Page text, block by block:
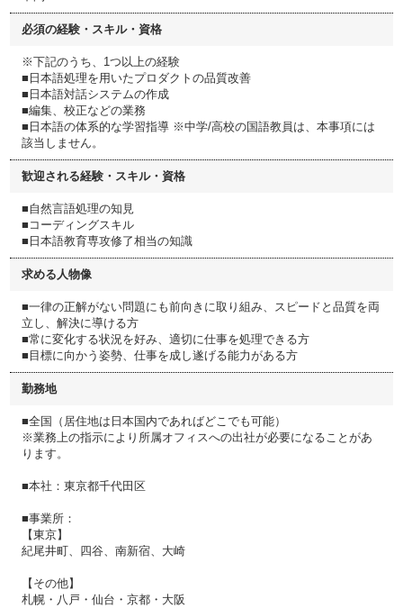
必須の経験・スキル・資格
※下記のうち、1つ以上の経験
■日本語処理を用いたプロダクトの品質改善
■日本語対話システムの作成
■編集、校正などの業務
■日本語の体系的な学習指導 ※中学/高校の国語教員は、本事項には
該当しません。
歓迎される経験・スキル・資格
■自然言語処理の知見
■コーディングスキル
■日本語教育専攻修了相当の知識
求める人物像
■一律の正解がない問題にも前向きに取り組み、スピードと品質を両
立し、解決に導ける方
■常に変化する状況を好み、適切に仕事を処理できる方
■目標に向かう姿勢、仕事を成し遂げる能力がある方
勤務地
■全国（居住地は日本国内であればどこでも可能）
※業務上の指示により所属オフィスへの出社が必要になることがあ
ります。
■本社：東京都千代田区
■事業所：
【東京】
紀尾井町、四谷、南新宿、大崎
【その他】
札幌・八戸・仙台・京都・大阪